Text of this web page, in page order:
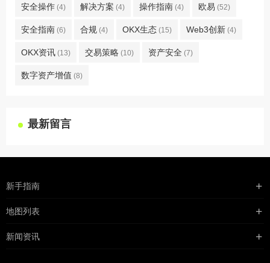
安全操作 (4) 解决方案 (4) 操作指南 (4) 欧易 (52)
安全指南 (6) 合规 (4) OKX生态 (15) Web3创新 (4)
OKX资讯 (13) 交易策略 (10) 资产安全 (7)
数字资产增值 (8)
最新留言
新手指南
购买流程
地图列表
最新文章
新闻资讯